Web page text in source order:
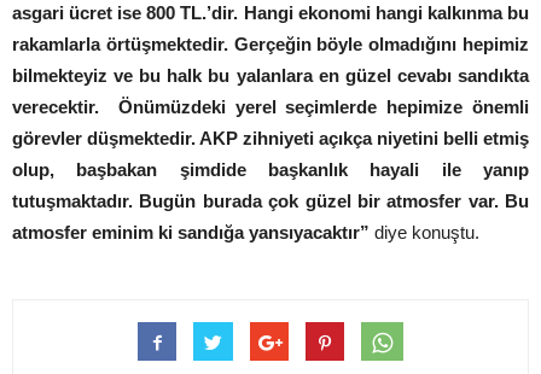
asgari ücret ise 800 TL.’dir. Hangi ekonomi hangi kalkınma bu
rakamlarla örtüşmektedir. Gerçeğin böyle olmadığını hepimiz
bilmekteyiz ve bu halk bu yalanlara en güzel cevabı sandıkta
verecektir. Önümüzdeki yerel seçimlerde hepimize önemli
görevler düşmektedir. AKP zihniyeti açıkça niyetini belli etmiş
olup, başbakan şimdide başkanlık hayali ile yanıp
tutuşmaktadır. Bugün burada çok güzel bir atmosfer var. Bu
atmosfer eminim ki sandığa yansıyacaktır” diye konuştu.